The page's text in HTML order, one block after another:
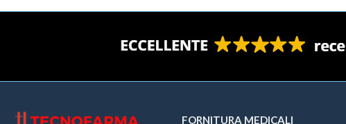
FORNITURA MEDICALI